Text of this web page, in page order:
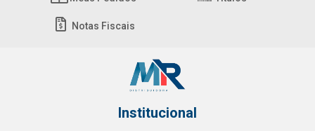
Notas Fiscais
Institucional